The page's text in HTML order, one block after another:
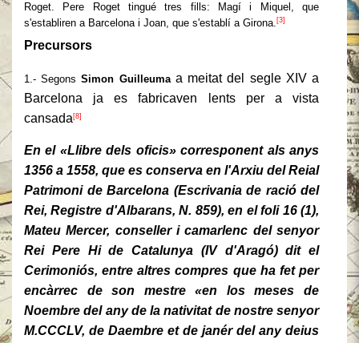
Roget. Pere Roget tingué tres fills: Magí i Miquel, que
s'establiren a Barcelona i Joan, que s'establí a Girona. [3]
Precursors
1.- SegonsSimon Guilleumaa meitat del segle XIV a
Barcelona ja es fabricaven lents per a vista
cansada [8]
En el «Llibre dels oficis» corresponent als anys
1356 a 1558, que es conserva en l'Arxiu del Reial
Patrimoni de Barcelona (Escri­vania de ració del
Rei, Registre d'Albarans, N. 859), en el foli 16 (1),
Mateu Mercer, conseller i camarlenc del senyor
Rei Pere Hi de Catalunya (IV d'Aragó) dit el
Cerimoniós, entre altres compres que ha fet per
encàrrec de son mestre «en los meses de
Noembre del any de la nativitat de nostre senyor
M.CCCLV, de Daembre et de janér del any deius